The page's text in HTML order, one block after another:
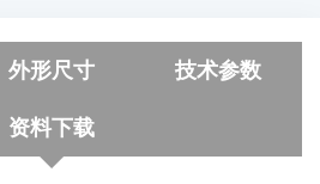
外形尺寸 技术参数
资料下载